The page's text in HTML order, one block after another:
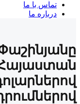
با ما
ما